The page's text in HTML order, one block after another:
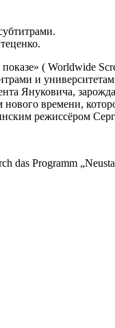
( Worldwide
и
Януковича,
времени,
режиссёром
das Programm